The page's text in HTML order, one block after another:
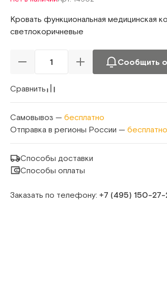
Кровать функциональная медицинская
светлокоричневые
Сообщить о
Сравнить
Самовывоз — бесплатно
Отправка в регионы России — бесплатно
Способы доставки
Способы оплаты
Заказать по телефону: +7 (495)